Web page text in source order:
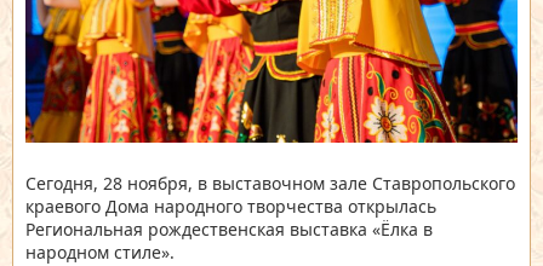
Сегодня, 28 ноября, в выставочном зале Ставропольского
краевого Дома народного творчества открылась
Региональная рождественская выставка «Ёлка в
народном стиле».